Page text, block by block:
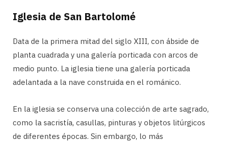
Iglesia de San Bartolomé
Data de la primera mitad del siglo XIII, con ábside de
planta cuadrada y una galería porticada con arcos de
medio punto. La iglesia tiene una galería porticada
adelantada a la nave construida en el románico.
En la iglesia se conserva una colección de arte sagrado,
como la sacristía, casullas, pinturas y objetos litúrgicos
de diferentes épocas. Sin embargo, lo más